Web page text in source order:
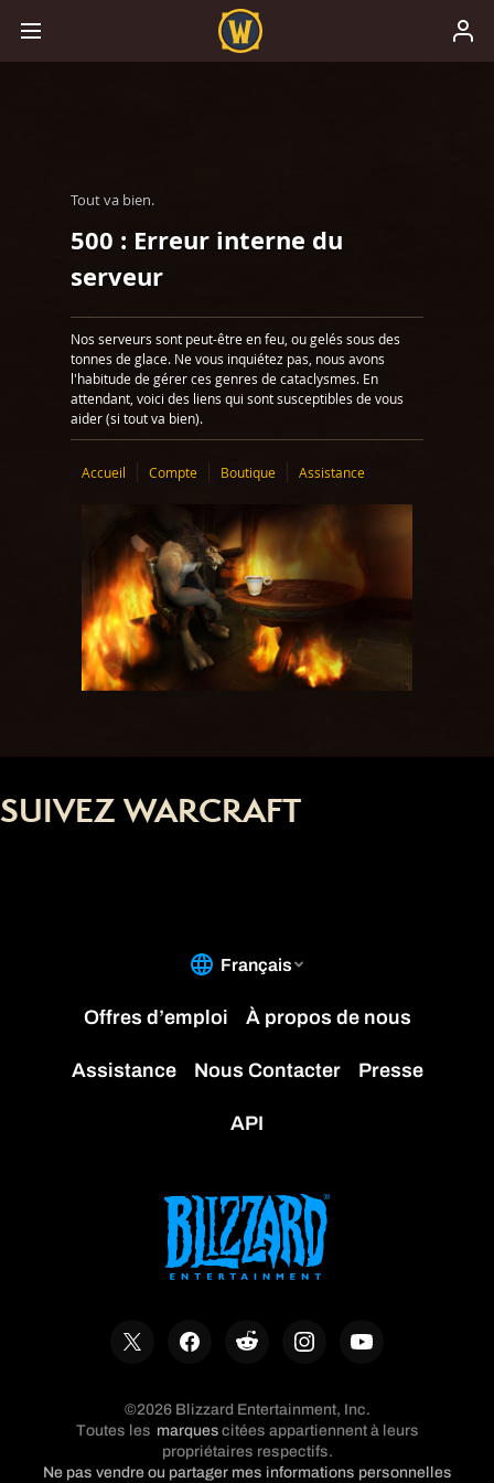
Tout va bien.
500 : Erreur interne du
serveur
Nos serveurs sont peut-être en feu, ou gelés sous des
tonnes de glace. Ne vous inquiétez pas, nous avons
l'habitude de gérer ces genres de cataclysmes. En
attendant, voici des liens qui sont susceptibles de vous
aider (si tout va bien).
Accueil Compte Boutique Assistance
SUIVEZ WARCRAFT